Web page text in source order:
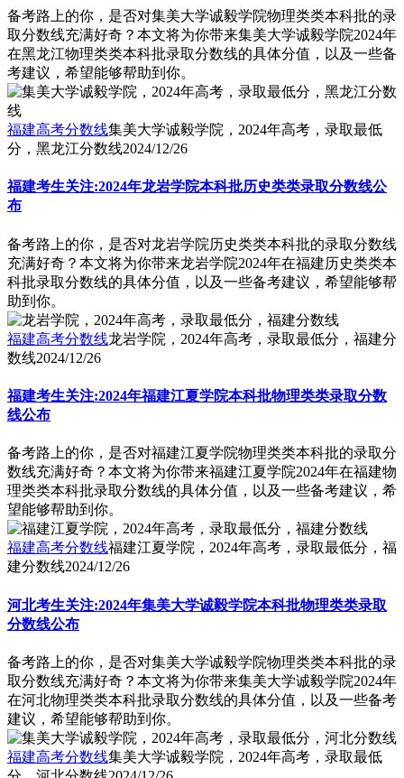
备考路上的你，是否对集美大学诚毅学院物理类类本科批的录
取分数线充满好奇？本文将为你带来集美大学诚毅学院2024年
在黑龙江物理类类本科批录取分数线的具体分值，以及一些备
考建议，希望能够帮助到你。
福建高考分数线集美大学诚毅学院，2024年高考，录取最低
分，黑龙江分数线2024/12/26
福建考生关注:2024年龙岩学院本科批历史类类录取分数线公
布
备考路上的你，是否对龙岩学院历史类类本科批的录取分数线
充满好奇？本文将为你带来龙岩学院2024年在福建历史类类本
科批录取分数线的具体分值，以及一些备考建议，希望能够帮
助到你。
福建高考分数线龙岩学院，2024年高考，录取最低分，福建分
数线2024/12/26
福建考生关注:2024年福建江夏学院本科批物理类类录取分数
线公布
备考路上的你，是否对福建江夏学院物理类类本科批的录取分
数线充满好奇？本文将为你带来福建江夏学院2024年在福建物
理类类本科批录取分数线的具体分值，以及一些备考建议，希
望能够帮助到你。
福建高考分数线福建江夏学院，2024年高考，录取最低分，福
建分数线2024/12/26
河北考生关注:2024年集美大学诚毅学院本科批物理类类录取
分数线公布
备考路上的你，是否对集美大学诚毅学院物理类类本科批的录
取分数线充满好奇？本文将为你带来集美大学诚毅学院2024年
在河北物理类类本科批录取分数线的具体分值，以及一些备考
建议，希望能够帮助到你。
福建高考分数线集美大学诚毅学院，2024年高考，录取最低